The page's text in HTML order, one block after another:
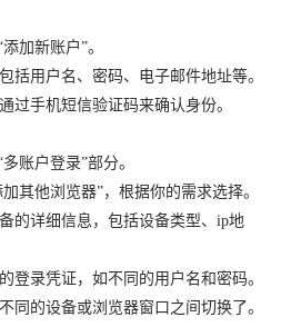
加新账户”。
括用户名、密码、电子邮件地址等。
过手机短信验证码来确认身份。
账户登录”部分。
其他浏览器”，根据你的需求选择。
的详细信息，包括设备类型、ip地
登录凭证，如不同的用户名和密码。
同的设备或浏览器窗口之间切换了。